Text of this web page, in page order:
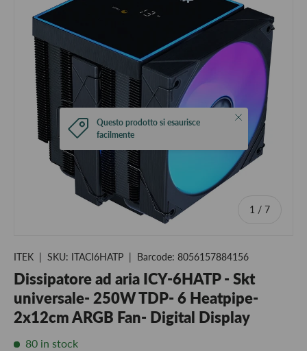
1 / of
7
Questo prodotto si esaurisce
facilmente
Close
ITEK | SKU: ITACI6HATP | Barcode: 8056157884156
Dissipatore ad aria ICY-6HATP - Skt
universale- 250W TDP- 6 Heatpipe-
2x12cm ARGB Fan- Digital Display
80 in stock